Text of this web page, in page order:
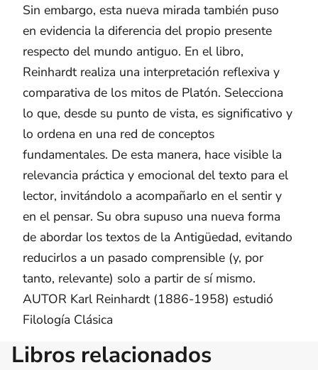
Sin embargo, esta nueva mirada también puso
en evidencia la diferencia del propio presente
respecto del mundo antiguo. En el libro,
Reinhardt realiza una interpretación reflexiva y
comparativa de los mitos de Platón. Selecciona
lo que, desde su punto de vista, es significativo y
lo ordena en una red de conceptos
fundamentales. De esta manera, hace visible la
relevancia práctica y emocional del texto para el
lector, invitándolo a acompañarlo en el sentir y
en el pensar. Su obra supuso una nueva forma
de abordar los textos de la Antigüedad, evitando
reducirlos a un pasado comprensible (y, por
tanto, relevante) solo a partir de sí mismo.
AUTOR Karl Reinhardt (1886-1958) estudió
Filología Clásica
Libros relacionados